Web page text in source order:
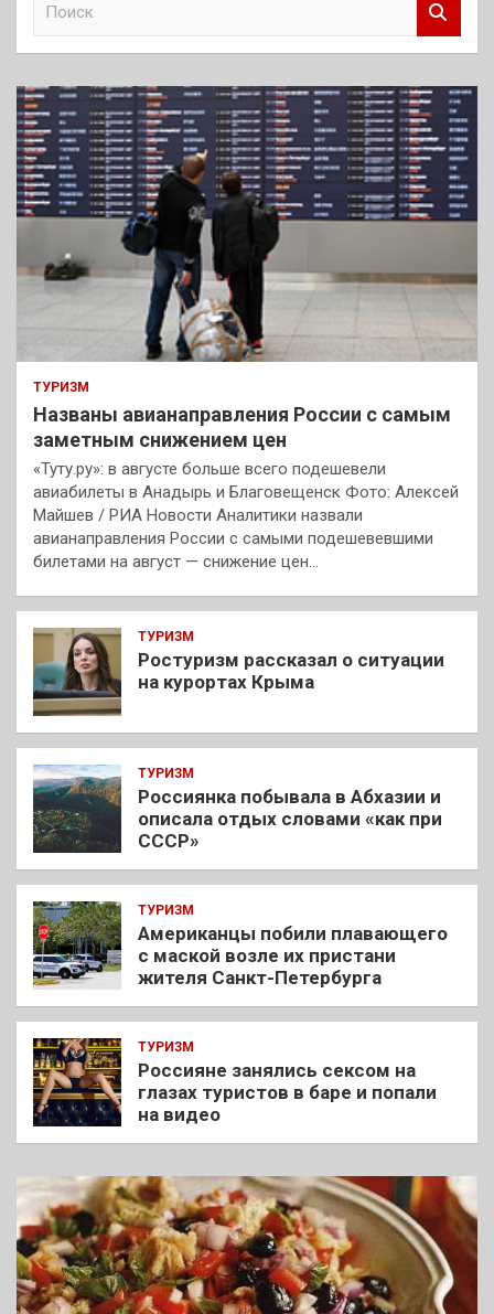
к
ТУРИЗМ
Названы авианаправления России с самым
заметным снижением цен
«Туту.ру»: в августе больше всего подешевели
авиабилеты в Анадырь и Благовещенск Фото: Алексей
Майшев / РИА Новости Аналитики назвали
авианаправления России с самыми подешевевшими
билетами на август — снижение цен…
ТУРИЗМ
Ростуризм рассказал о ситуации
на курортах Крыма
ТУРИЗМ
Россиянка побывала в Абхазии и
описала отдых словами «как при
СССР»
ТУРИЗМ
Американцы побили плавающего
с маской возле их пристани
жителя Санкт-Петербурга
ТУРИЗМ
Россияне занялись сексом на
глазах туристов в баре и попали
на видео